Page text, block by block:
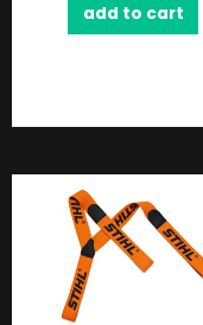
add to cart